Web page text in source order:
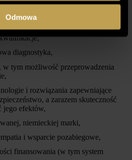
Odmowa
– bywa, że przed implantacją,
zabiegów, w tym leczenia
diagnostyka,
w tym możliwość przeprowadzenia
i rozwiązania zapewniające
a zarazem skuteczność
jego efektów,
niemieckiej marki,
i wsparcie pozabiegowe,
finansowania (w tym system